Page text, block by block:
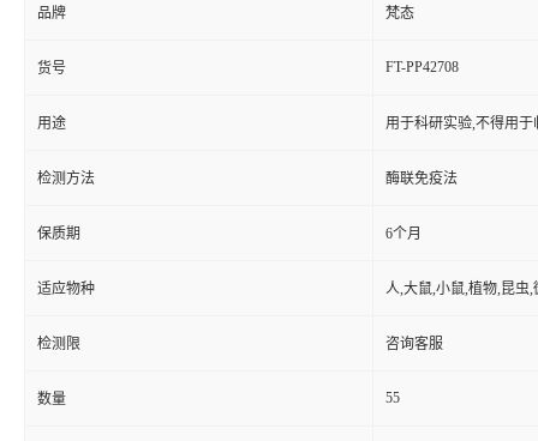
品牌 梵态
货号 FT-PP42708
用途 用于科研实验,不得用于
检测方法 酶联免疫法
保质期 6个月
适应物种 人,大鼠,小鼠,植物,昆虫,
检测限 咨询客服
数量 55